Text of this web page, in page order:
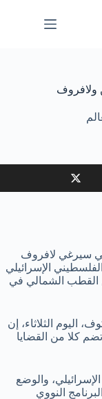
ولافروف
سيرغي لافروف
الإسرائيلي
القطب الشمالي في
اليوم الثلاثاء، إن
كلا من القضايا
والوضع
النووي